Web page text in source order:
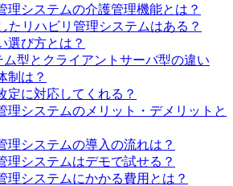
理システムの介護管理機能とは？
たリハビリ管理システムはある？
選び方とは？
ム型とクライアントサーバ型の違い
制は？
定に対応してくれる？
理システムのメリット・デメリットと
理システムの導入の流れは？
理システムはデモで試せる？
理システムにかかる費用とは？